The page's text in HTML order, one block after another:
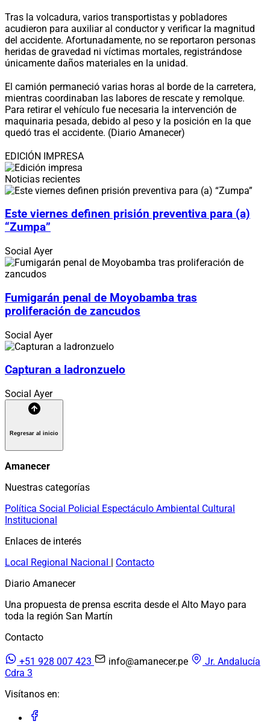
Tras la volcadura, varios transportistas y pobladores
acudieron para auxiliar al conductor y verificar la magnitud
del accidente. Afortunadamente, no se reportaron personas
heridas de gravedad ni víctimas mortales, registrándose
únicamente daños materiales en la unidad.
El camión permaneció varias horas al borde de la carretera,
mientras coordinaban las labores de rescate y remolque.
Para retirar el vehículo fue necesaria la intervención de
maquinaria pesada, debido al peso y la posición en la que
quedó tras el accidente. (Diario Amanecer)
EDICIÓN IMPRESA
Noticias recientes
Este viernes definen prisión preventiva para (a)
“Zumpa”
Social Ayer
Fumigarán penal de Moyobamba tras
proliferación de zancudos
Social Ayer
Capturan a ladronzuelo
Social Ayer
Regresar al inicio
Amanecer
Nuestras categorías
Política Social Policial Espectáculo Ambiental Cultural
Institucional
Enlaces de interés
Local Regional Nacional | Contacto
Diario Amanecer
Una propuesta de prensa escrita desde el Alto Mayo para
toda la región San Martín
Contacto
+51 928 007 423 info@amanecer.pe
Jr. Andalucía
Cdra 3
Visítanos en: